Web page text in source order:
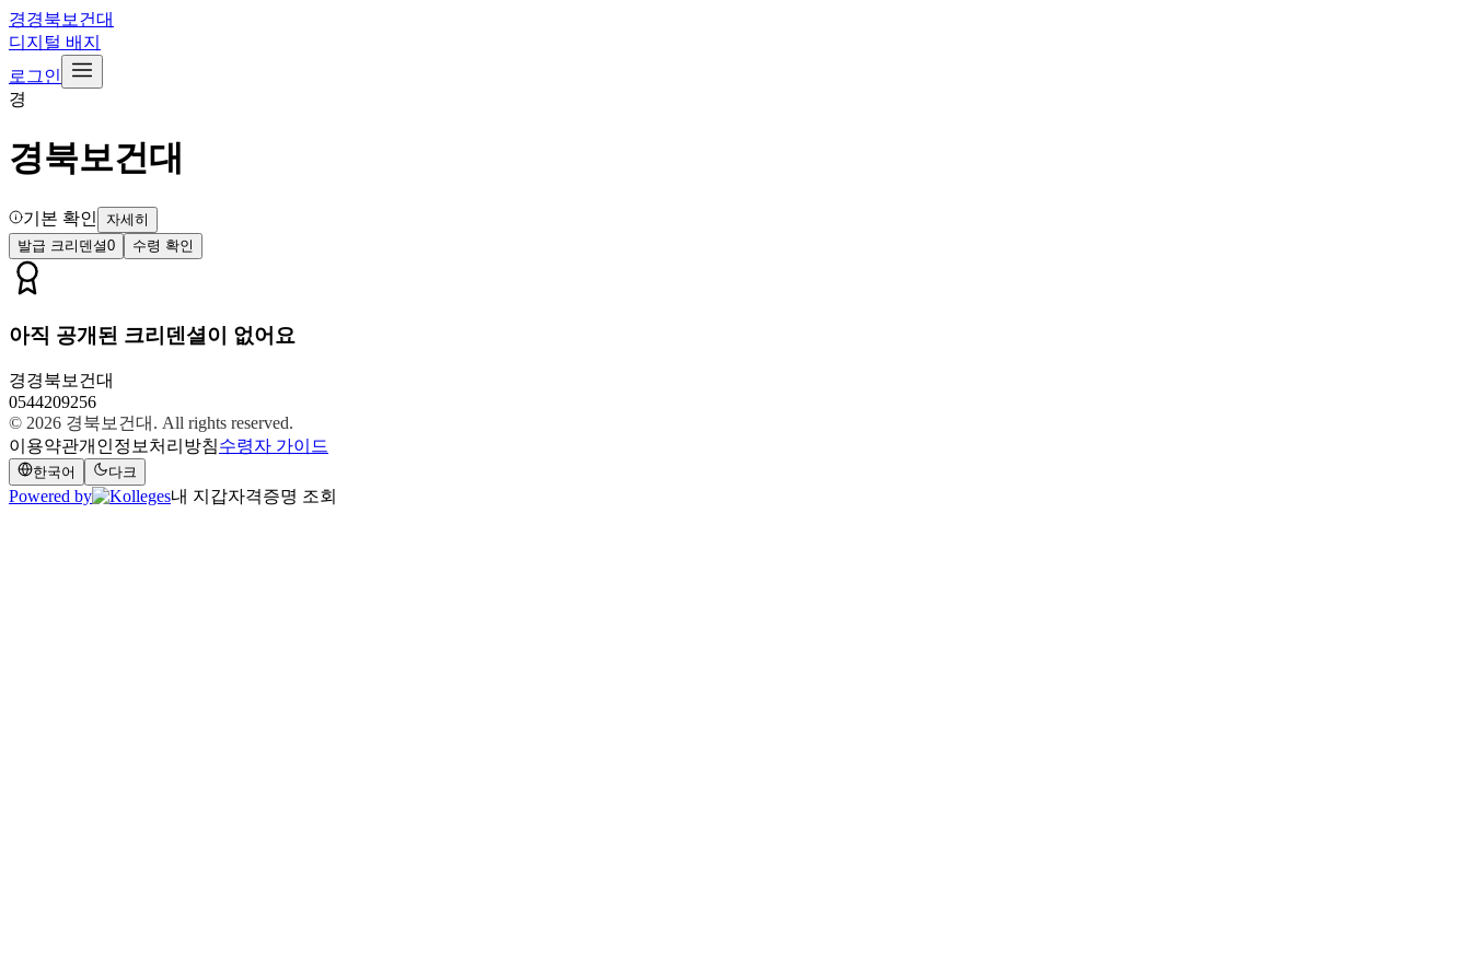
경경북보건대
디지털 배지
로그인
경
경북보건대
기본 확인
자세히
발급 크리덴셜0 수령 확인
아직 공개된 크리덴셜이 없어요
경경북보건대
0544209256
© 2026 경북보건대 . All rights reserved.
이용약관개인정보처리방침수령자 가이드
한국어 다크
Powered by 내 지갑자격증명 조회